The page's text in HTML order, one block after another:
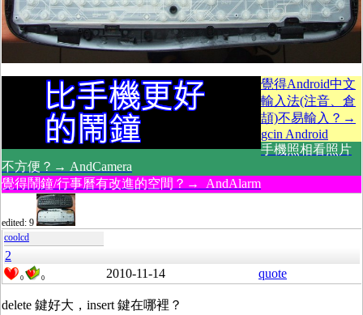
覺得Android中文
輸入法(注音、倉
頡)不易輸入？→
gcin Android
手機照相看照片
不方便？→ AndCamera
覺得鬧鐘/行事曆有改進的空間？→ AndAlarm
edited: 9
coolcd
2
0 0 2010-11-14 quote
delete 鍵好大，insert 鍵在哪裡？